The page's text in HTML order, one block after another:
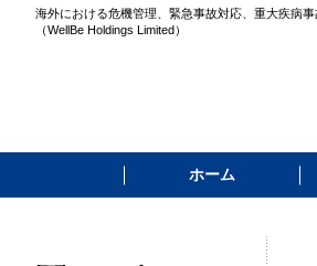
海外における危機管理、緊急事故対応、重大疾病
（WellBe Holdings Limited）
ホーム